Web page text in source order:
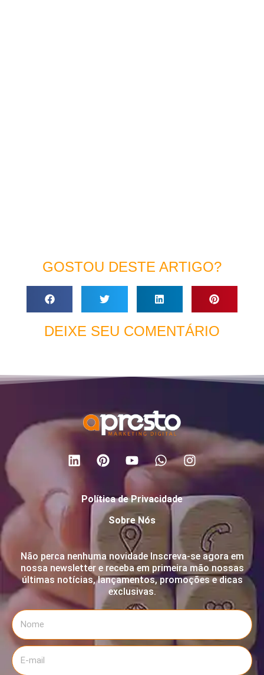
GOSTOU DESTE ARTIGO?
DEIXE SEU COMENTÁRIO
Política de Privacidade
Sobre Nós
Não perca nenhuma novidade Inscreva-se agora em
nossa newsletter e receba em primeira mão nossas
últimas notícias, lançamentos, promoções e dicas
exclusivas.